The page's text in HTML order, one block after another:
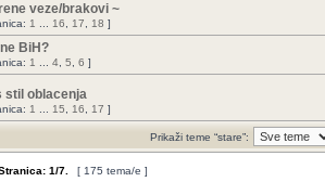
veze/brakovi ~
1 16 17 18 ]
BiH?
1 4 5 6 ]
stil oblacenja
1 15 16 17 ]
Prikaži teme “stare”:
1/7 [ 175 tema/e ]